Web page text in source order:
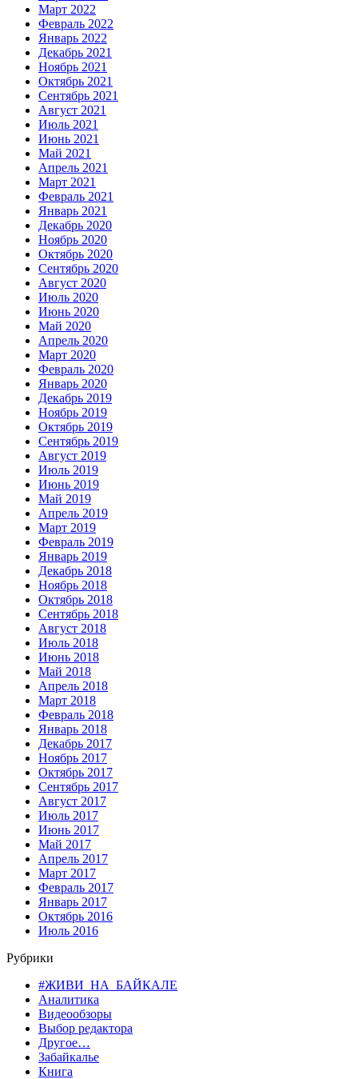
Март 2022
Февраль 2022
Январь 2022
Декабрь 2021
Ноябрь 2021
Октябрь 2021
Сентябрь 2021
Август 2021
Июль 2021
Июнь 2021
Май 2021
Апрель 2021
Март 2021
Февраль 2021
Январь 2021
Декабрь 2020
Ноябрь 2020
Октябрь 2020
Сентябрь 2020
Август 2020
Июль 2020
Июнь 2020
Май 2020
Апрель 2020
Март 2020
Февраль 2020
Январь 2020
Декабрь 2019
Ноябрь 2019
Октябрь 2019
Сентябрь 2019
Август 2019
Июль 2019
Июнь 2019
Май 2019
Апрель 2019
Март 2019
Февраль 2019
Январь 2019
Декабрь 2018
Ноябрь 2018
Октябрь 2018
Сентябрь 2018
Август 2018
Июль 2018
Июнь 2018
Май 2018
Апрель 2018
Март 2018
Февраль 2018
Январь 2018
Декабрь 2017
Ноябрь 2017
Октябрь 2017
Сентябрь 2017
Август 2017
Июль 2017
Июнь 2017
Май 2017
Апрель 2017
Март 2017
Февраль 2017
Январь 2017
Октябрь 2016
Июль 2016
Рубрики
#ЖИВИ_НА_БАЙКАЛЕ
Аналитика
Видеообзоры
Выбор редактора
Другое…
Забайкалье
Книга